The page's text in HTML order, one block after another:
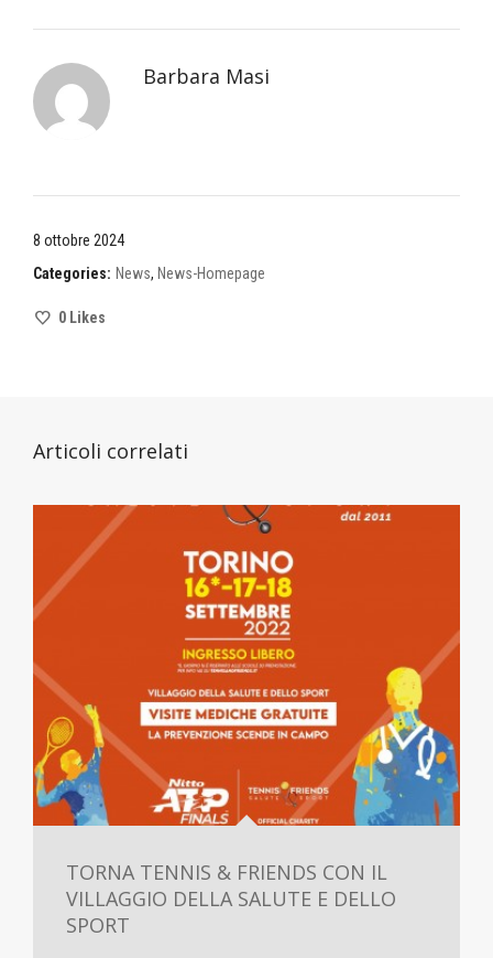
Barbara Masi
8 ottobre 2024
Categories: News, News-Homepage
0 Likes
Articoli correlati
TORNA TENNIS & FRIENDS CON IL
VILLAGGIO DELLA SALUTE E DELLO
SPORT